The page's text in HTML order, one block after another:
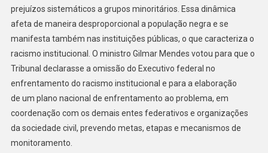
prejuízos sistemáticos a grupos minoritários. Essa dinâmica
afeta de maneira desproporcional a população negra e se
manifesta também nas instituições públicas, o que caracteriza o
racismo institucional. O ministro Gilmar Mendes votou para que o
Tribunal declarasse a omissão do Executivo federal no
enfrentamento do racismo institucional e para a elaboração
de um plano nacional de enfrentamento ao problema, em
coordenação com os demais entes federativos e organizações
da sociedade civil, prevendo metas, etapas e mecanismos de
monitoramento.